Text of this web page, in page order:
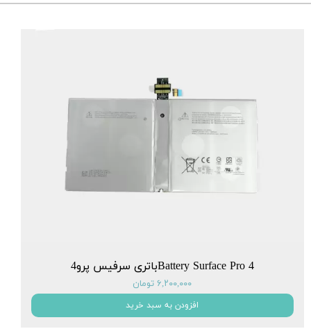
Battery Surface Pro 4باتری سرفیس پرو4
۶,۲۰۰,۰۰۰ تومان
افزودن به سبد خرید